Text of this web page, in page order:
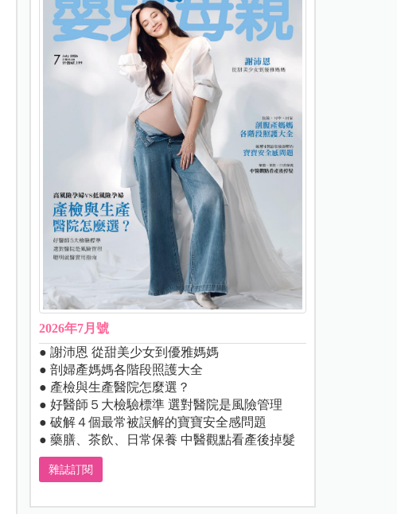
2026年7月號
● 謝沛恩 從甜美少女到優雅媽媽
● 剖婦產媽媽各階段照護大全
● 產檢與生產醫院怎麼選？
● 好醫師５大檢驗標準 選對醫院是風險管理
● 破解４個最常被誤解的寶寶安全感問題
● 藥膳、茶飲、日常保養 中醫觀點看產後掉髮
雜誌訂閱